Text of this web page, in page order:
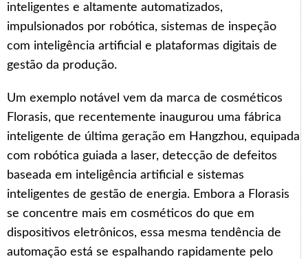
inteligentes e altamente automatizados,
impulsionados por robótica, sistemas de inspeção
com inteligência artificial e plataformas digitais de
gestão da produção.
Um exemplo notável vem da marca de cosméticos
Florasis, que recentemente inaugurou uma fábrica
inteligente de última geração em Hangzhou, equipada
com robótica guiada a laser, detecção de defeitos
baseada em inteligência artificial e sistemas
inteligentes de gestão de energia. Embora a Florasis
se concentre mais em cosméticos do que em
dispositivos eletrônicos, essa mesma tendência de
automação está se espalhando rapidamente pelo